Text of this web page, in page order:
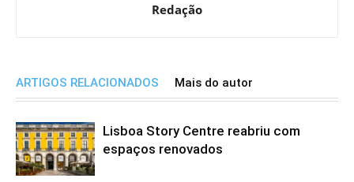
Redação
ARTIGOS RELACIONADOS Mais do autor
Lisboa Story Centre reabriu com
espaços renovados